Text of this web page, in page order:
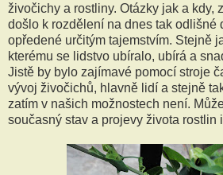
živočichy a rostliny. Otázky jak a kdy,
došlo k rozdělení na dnes tak odlišné
opředené určitým tajemstvím. Stejně
kterému se lidstvo ubíralo, ubírá a
Jistě by bylo zajímavé pomocí stroje
vývoj živočichů, hlavně lidí a stejně
zatím v našich možnostech není.
současný stav a projevy života rostlin